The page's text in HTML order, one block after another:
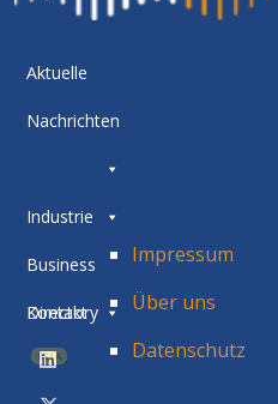
Aktuelle
Nachrichten
Industrie
Business
Directory
BETA
Kontakt
Impressum
Über uns
Datenschutz